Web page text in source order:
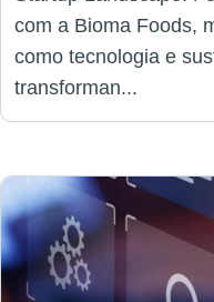
com a Bioma Foods,
como tecnologia e
transforman...